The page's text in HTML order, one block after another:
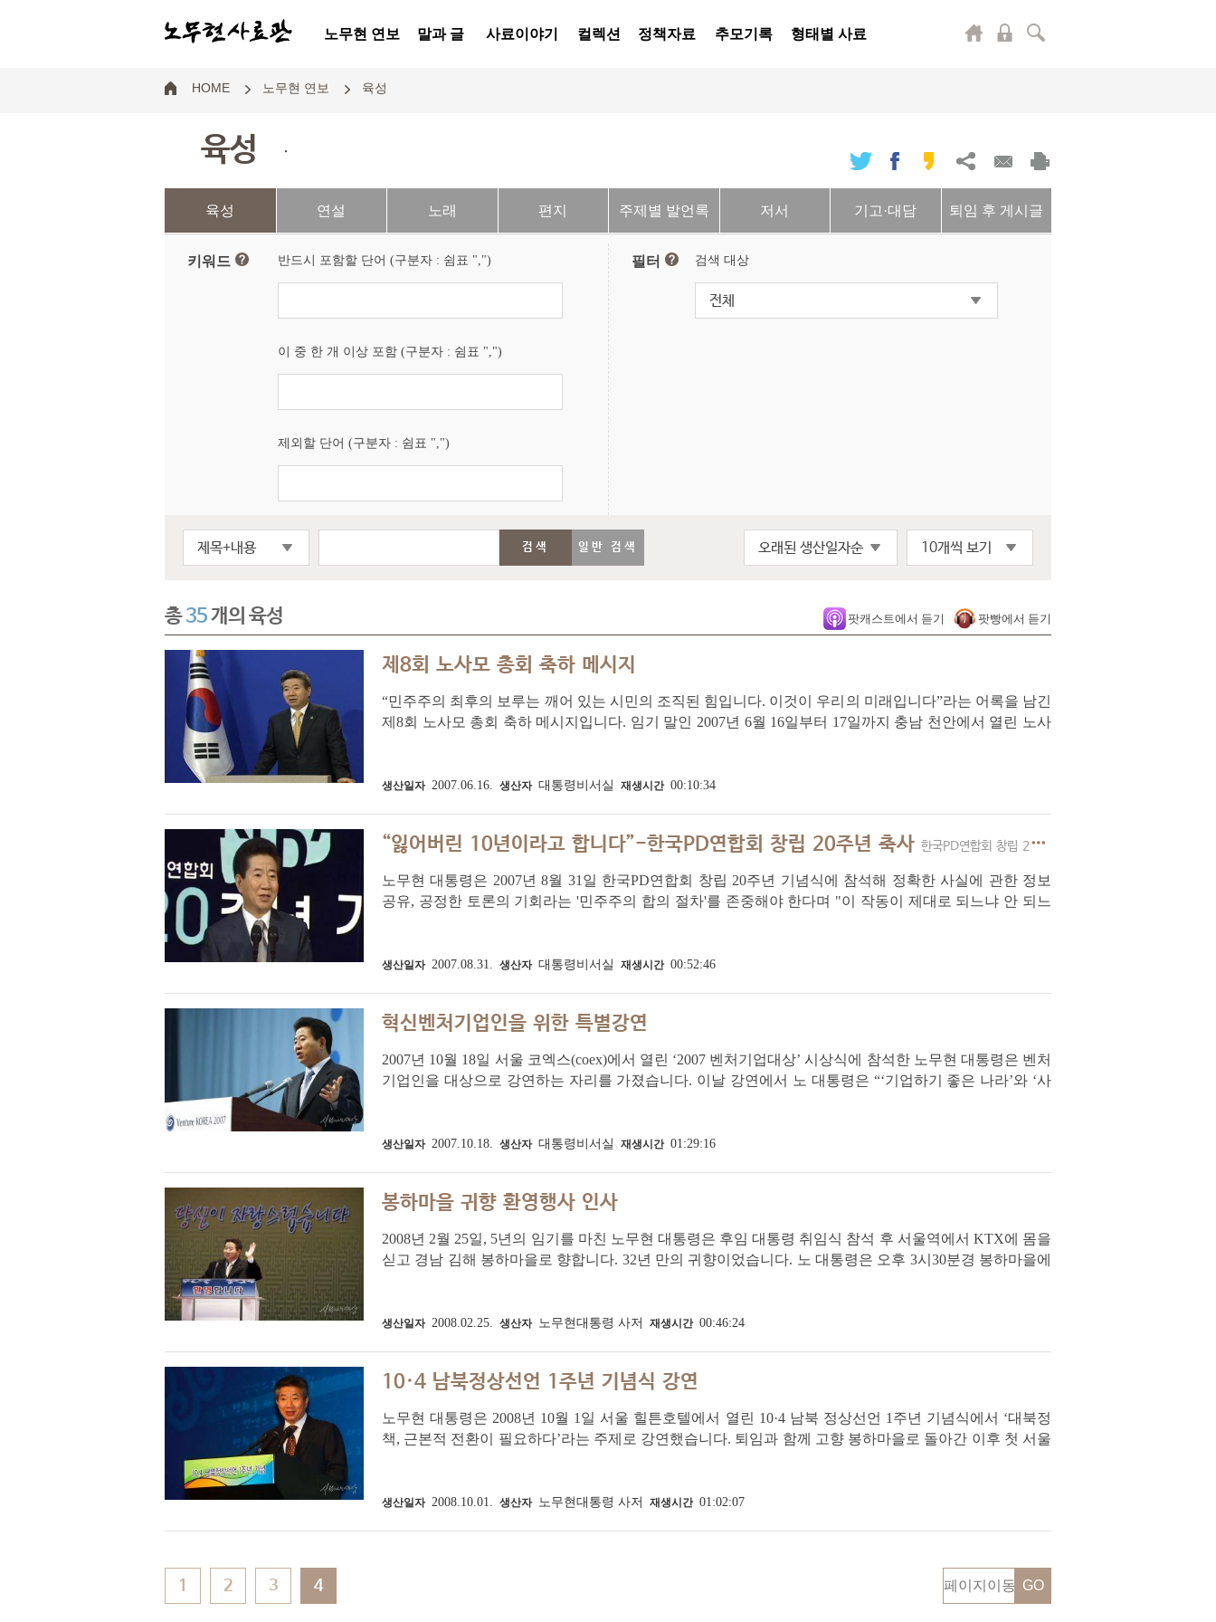
노무현 연보 말과 글 사료이야기 컬렉션 정책자료 추모기록 형태별 사료
HOME 노무현 연보 육성
육성 .
육성 연설 노래 편지 주제별 발언록 저서 기고·대담 퇴임 후 게시글
키워드 반드시 포함할 단어 (구분자 : 쉼표 ",")
이 중 한 개 이상 포함 (구분자 : 쉼표 ",")
제외할 단어 (구분자 : 쉼표 ",")
필터 검색 대상
전체
제목+내용 검색 일반 검색 오래된 생산일자순 10개씩 보기
총35개의 육성 팟빵에서 듣기
팟캐스트에서 듣기
제8회 노사모 총회 축하 메시지
“민주주의 최후의 보루는 깨어 있는 시민의 조직된 힘입니다. 이것이 우리의 미래입니다”라는 어록을 남긴
제8회 노사모 총회 축하 메시지입니다. 임기 말인 2007년 6월 16일부터 17일까지 충남 천안에서 열린 노사
생산일자 2007.06.16. 생산자 대통령비서실 재생시간 00:10:34
“잃어버린 10년이라고 합니다”-한국PD연합회 창립 20주년 축사 한국PD연합회 창립 20주년 축사
노무현 대통령은 2007년 8월 31일 한국PD연합회 창립 20주년 기념식에 참석해 정확한 사실에 관한 정보
공유, 공정한 토론의 기회라는 '민주주의 합의 절차'를 존중해야 한다며 "이 작동이 제대로 되느냐 안 되느
생산일자 2007.08.31. 생산자 대통령비서실 재생시간 00:52:46
혁신벤처기업인을 위한 특별강연
2007년 10월 18일 서울 코엑스(coex)에서 열린 ‘2007 벤처기업대상’ 시상식에 참석한 노무현 대통령은 벤처
기업인을 대상으로 강연하는 자리를 가졌습니다. 이날 강연에서 노 대통령은 “‘기업하기 좋은 나라’와 ‘사
생산일자 2007.10.18. 생산자 대통령비서실 재생시간 01:29:16
봉하마을 귀향 환영행사 인사
2008년 2월 25일, 5년의 임기를 마친 노무현 대통령은 후임 대통령 취임식 참석 후 서울역에서 KTX에 몸을
싣고 경남 김해 봉하마을로 향합니다. 32년 만의 귀향이었습니다. 노 대통령은 오후 3시30분경 봉하마을에
생산일자 2008.02.25. 생산자 노무현대통령 사저 재생시간 00:46:24
10·4 남북정상선언 1주년 기념식 강연
노무현 대통령은 2008년 10월 1일 서울 힐튼호텔에서 열린 10·4 남북 정상선언 1주년 기념식에서 ‘대북정
책, 근본적 전환이 필요하다’라는 주제로 강연했습니다. 퇴임과 함께 고향 봉하마을로 돌아간 이후 첫 서울
생산일자 2008.10.01. 생산자 노무현대통령 사저 재생시간 01:02:07
1 2 3 4